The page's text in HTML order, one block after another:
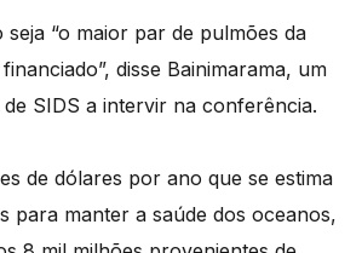
“o maior par de pulmões da
disse Bainimarama, um
SIDS a intervir na conferência.
de dólares por ano que se estima
para manter a saúde dos oceanos,